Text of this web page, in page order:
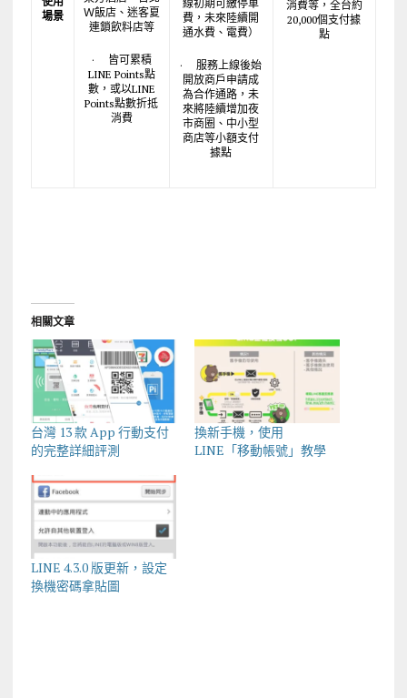
場景
Ｗ飯店、迷客夏
連鎖飲料店等
· 皆可累積
LINE Points點
數，或以LINE
Points點數折抵
消費
線初期可繳停車
費，未來陸續開
通水費、電費）
· 服務上線後始
開放商戶申請成
為合作通路，未
來將陸續增加夜
市商圈、中小型
商店等小額支付
據點
消費等，全台約
20,000個支付據
點
相關文章
台灣 13 款 App 行動支付
的完整詳細評測
換新手機，使用
LINE「移動帳號」教學
LINE 4.3.0 版更新，設定
換機密碼拿貼圖